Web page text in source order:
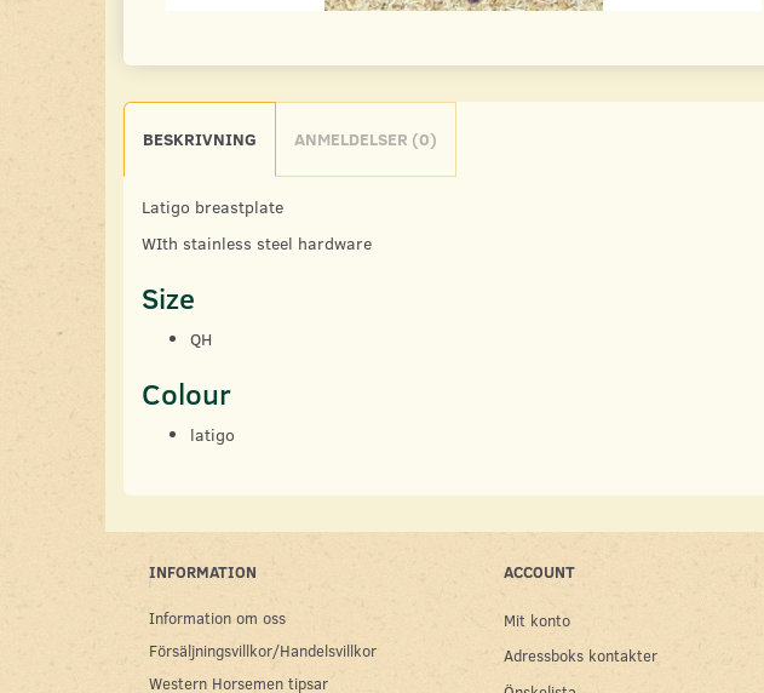
BESKRIVNING ANMELDELSER (0)
Latigo breastplate
WIth stainless steel hardware
Size
QH
Colour
latigo
INFORMATION
Information om oss
Försäljningsvillkor/Handelsvillkor
Western Horsemen tipsar
ACCOUNT
Mit konto
Adressboks kontakter